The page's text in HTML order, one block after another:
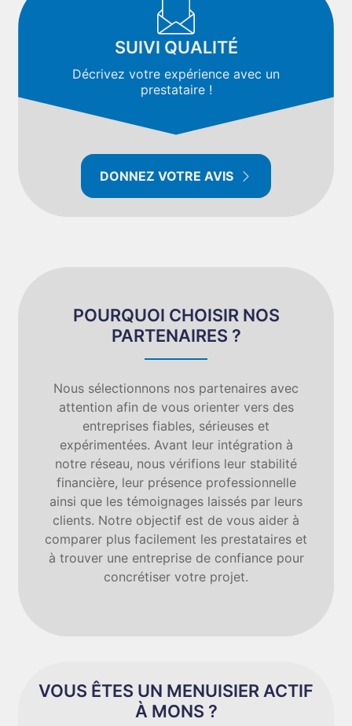
SUIVI QUALITÉ
Décrivez votre expérience avec un
prestataire !
DONNEZ VOTRE AVIS
POURQUOI CHOISIR NOS
PARTENAIRES ?
Nous sélectionnons nos partenaires avec
attention afin de vous orienter vers des
entreprises fiables, sérieuses et
expérimentées. Avant leur intégration à
notre réseau, nous vérifions leur stabilité
financière, leur présence professionnelle
ainsi que les témoignages laissés par leurs
clients. Notre objectif est de vous aider à
comparer plus facilement les prestataires et
à trouver une entreprise de confiance pour
concrétiser votre projet.
VOUS ÊTES UN MENUISIER ACTIF
À MONS ?